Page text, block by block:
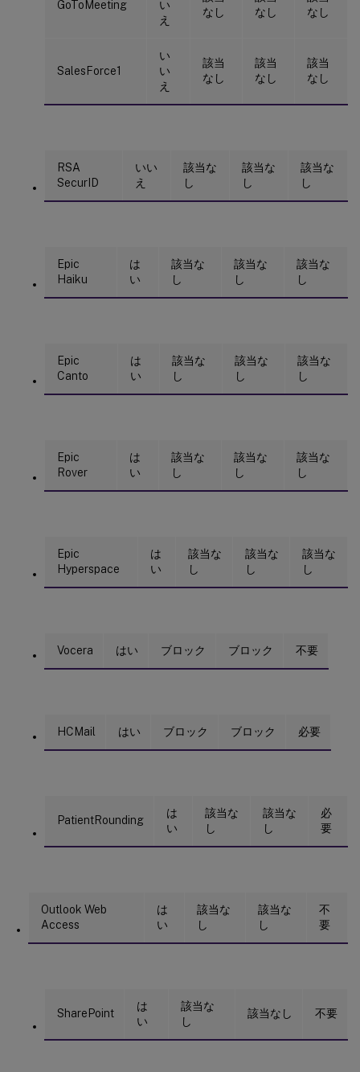
GoToMeeting
い
え
なし
なし
なし
SalesForce1
い
い
え
該当
なし
該当
なし
該当
なし
RSA
SecurID
いい
え
該当な
し
該当な
し
該当な
し
Epic
Haiku
は
い
該当な
し
該当な
し
該当な
し
Epic
Canto
は
い
該当な
し
該当な
し
該当な
し
Epic
Rover
は
い
該当な
し
該当な
し
該当な
し
Epic
Hyperspace
は
い
該当な
し
該当な
し
該当な
し
Vocera はい ブロック ブロック 不要
HCMail はい ブロック ブロック 必要
PatientRounding
は
い
該当な
し
該当な
し
必
要
Outlook Web
Access
は
い
該当な
し
該当な
し
不
要
SharePoint
は
い
該当な
し
該当なし 不要